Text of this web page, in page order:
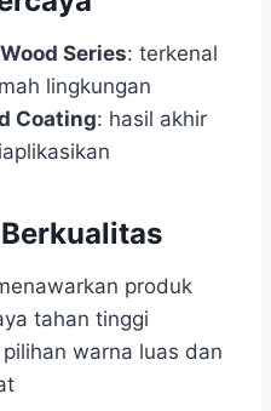
Series: terkenal
lingkungan
Coating: hasil akhir
produk
tahan tinggi
pilihan warna luas dan